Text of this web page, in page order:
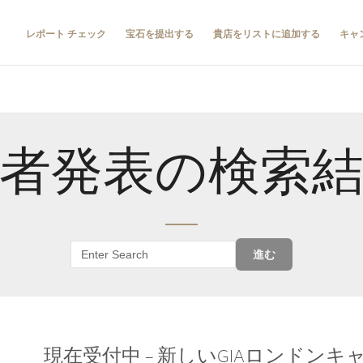
レポート チェック 宝石を提出する 貴店をリストに追加する キャ
発表の検索
進む
現在受付中 – 新しいGIAロンドンキ